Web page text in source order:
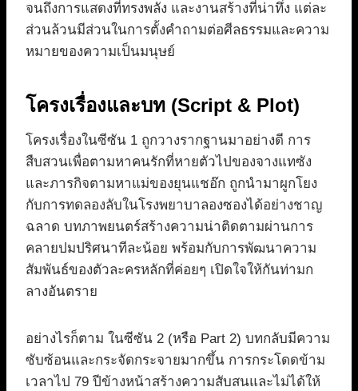
จนถึงการแสดงที่ทรงพลัง และงานสร้างที่น่าทึ่ง แต่ละ
ส่วนล้วนมีส่วนในการตั้งคำถามต่อศีลธรรมและความ
หมายของความเป็นมนุษย์
โครงเรื่องและบท (Script & Plot)
โครงเรื่องในซีซัน 1 ถูกวางรากฐานมาอย่างดี การ
สืบสวนเพื่อตามหาคนรักที่หายตัวไปของจางแทซัง
และภารกิจตามหาแม่ของยุนแชอ๊ก ถูกนำมาผูกโยง
กับการทดลองลับในโรงพยาบาลองซองได้อย่างชาญ
ฉลาด บทภาพยนตร์สร้างความน่าติดตามผ่านการ
คลายปมปริศนาทีละน้อย พร้อมกับการพัฒนาความ
สัมพันธ์ของตัวละครหลักที่ค่อยๆ เปิดใจให้กันท่ามก
ลางอันตราย
อย่างไรก็ตาม ในซีซัน 2 (หรือ Part 2) บทกลับมีความ
ซับซ้อนและกระจัดกระจายมากขึ้น การกระโดดข้าม
เวลาไป 79 ปีข้างหน้าสร้างความสับสนและไม่ได้ให้